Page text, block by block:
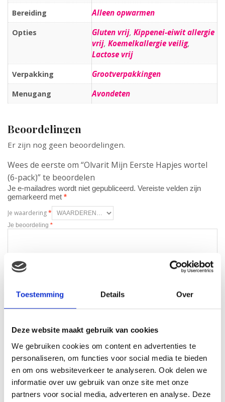
Toestemming Details Over
Deze website maakt gebruik van cookies
We gebruiken cookies om content en advertenties te
personaliseren, om functies voor social media te bieden
en om ons websiteverkeer te analyseren. Ook delen we
informatie over uw gebruik van onze site met onze
partners voor social media, adverteren en analyse. Deze
Bereiding Alleen opwarmen
Opties Gluten vrij, Kippenei-eiwit allergie
vrij, Koemelkallergie veilig,
Lactose vrij
Verpakking Grootverpakkingen
Menugang Avondeten
Beoordelingen
Er zijn nog geen beoordelingen.
Wees de eerste om “Olvarit Mijn Eerste Hapjes wortel
(6-pack)” te beoordelen
Je e-mailadres wordt niet gepubliceerd. Vereiste velden zijn
gemarkeerd met *
Je waardering*
Je beoordeling *
Gerelateerde producten